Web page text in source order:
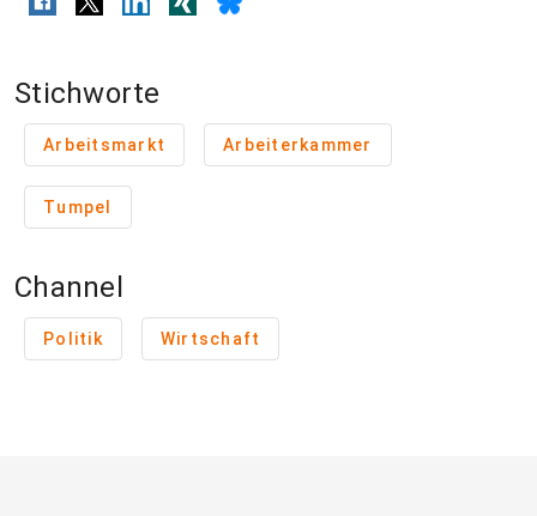
Stichworte
Arbeitsmarkt Arbeiterkammer
Tumpel
Channel
Politik Wirtschaft